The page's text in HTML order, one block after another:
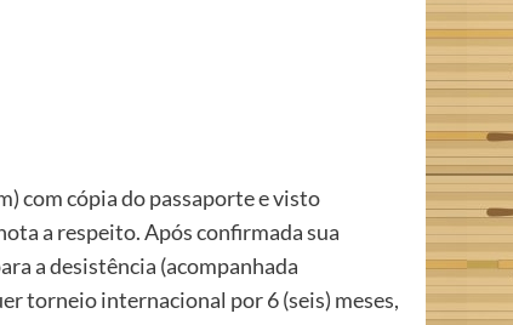
com cópia do passaporte e visto
a respeito. Após confirmada sua
a desistência (acompanhada
torneio internacional por 6 (seis) meses,